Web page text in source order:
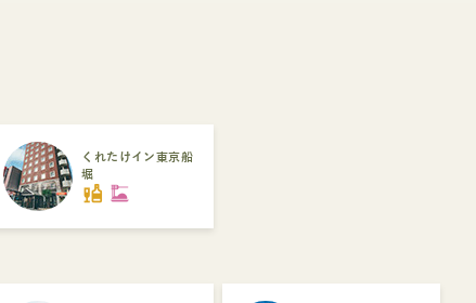
くれたけイン東京船
堀
liquor dinner_dining